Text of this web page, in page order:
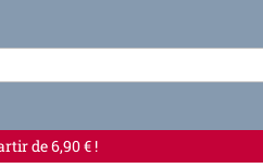
de 6,90 € !